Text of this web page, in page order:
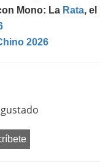
Mono: La Rata, el
2026